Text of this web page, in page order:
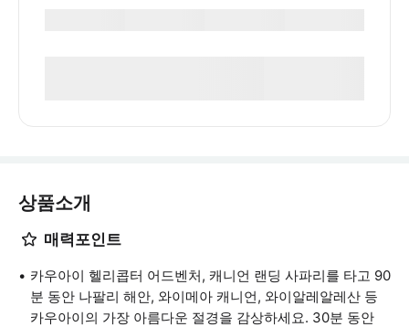
상품소개
매력포인트
카우아이 헬리콥터 어드벤처, 캐니언 랜딩 사파리를 타고 90
분 동안 나팔리 해안, 와이메아 캐니언, 와이알레알레산 등
카우아이의 가장 아름다운 절경을 감상하세요. 30분 동안